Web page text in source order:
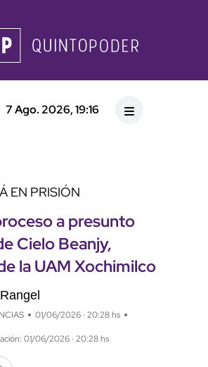
7 Ago. 2026, 19:16
EN PRISIÓN
a presunto
Cielo Beanjy,
la UAM Xochimilco
01/06/2026 · 20:28 hs
01/06/2026 · 20:28 hs